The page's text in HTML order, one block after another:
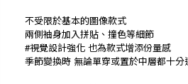
不受限於基本的圖像款式
兩側袖身加入拼貼、撞色等細節
#視覺設計強化 也為款式增添份量感
季節變換時 無論單穿或置於中層都十分